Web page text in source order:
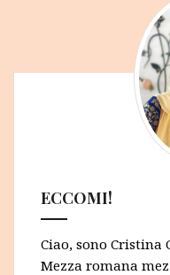
ECCOMI!
Ciao, sono Cristina
Mezza romana